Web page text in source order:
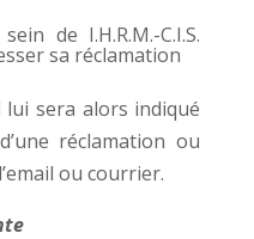
de I.H.R.M.-C.I.S.
sa réclamation
lui sera alors indiqué
réclamation ou
ou courrier.